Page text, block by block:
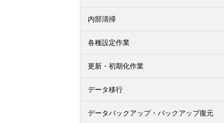
内部清掃
各種設定作業
更新・初期化作業
データ移行
データバックアップ・バックアップ復元